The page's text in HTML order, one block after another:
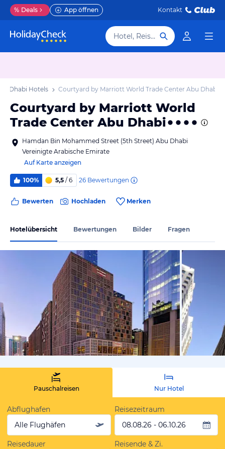
% Deals App öffnen Kontakt
Hotel, Reiseziel
Dhabi Hotels Courtyard by Marriott World Trade Center Abu Dhabi
Courtyard by Marriott World
Trade Center Abu Dhabi
Hamdan Bin Mohammed Street (5th Street) Abu Dhabi
Vereinigte Arabische Emirate
Auf Karte anzeigen
100% 5,5 / 6 26 Bewertungen
Bewerten Hochladen Merken
Hotelübersicht Bewertungen Bilder Fragen
von
Pauschalreisen Nur Hotel
Abflughafen
Alle Flughäfen
Reisezeitraum
08.08.26 - 06.10.26
Reisedauer
Reisende & Zi.